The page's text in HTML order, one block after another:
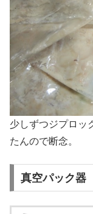
少しずつジプロッ
たんので断念。
真空パック器